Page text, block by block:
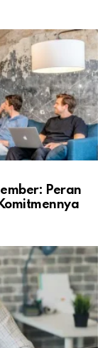
Peran